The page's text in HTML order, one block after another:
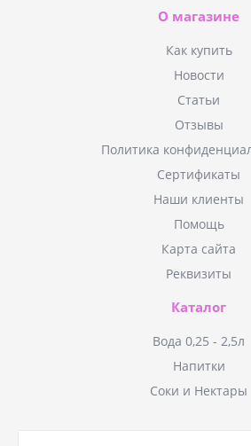
О магазине
Как купить
Новости
Статьи
Отзывы
Политика
Сертификаты
Наши клиенты
Помощь
Карта сайта
Реквизиты
Каталог
Вода 0,25 - 2,5л
Напитки
Соки и Нектары